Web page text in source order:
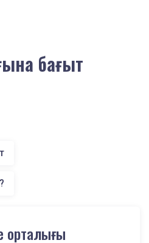
бағыт
орталығы